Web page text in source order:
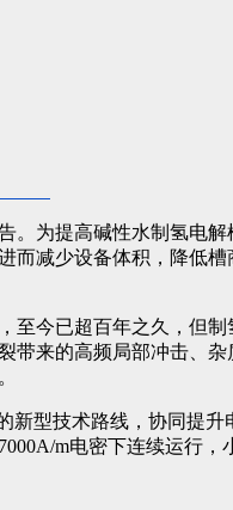
为提高碱性水制氢电
减少设备体积，降低
至今已超百年之久，但
来的高频局部冲击、
型技术路线，协同提
m电密下连续运行